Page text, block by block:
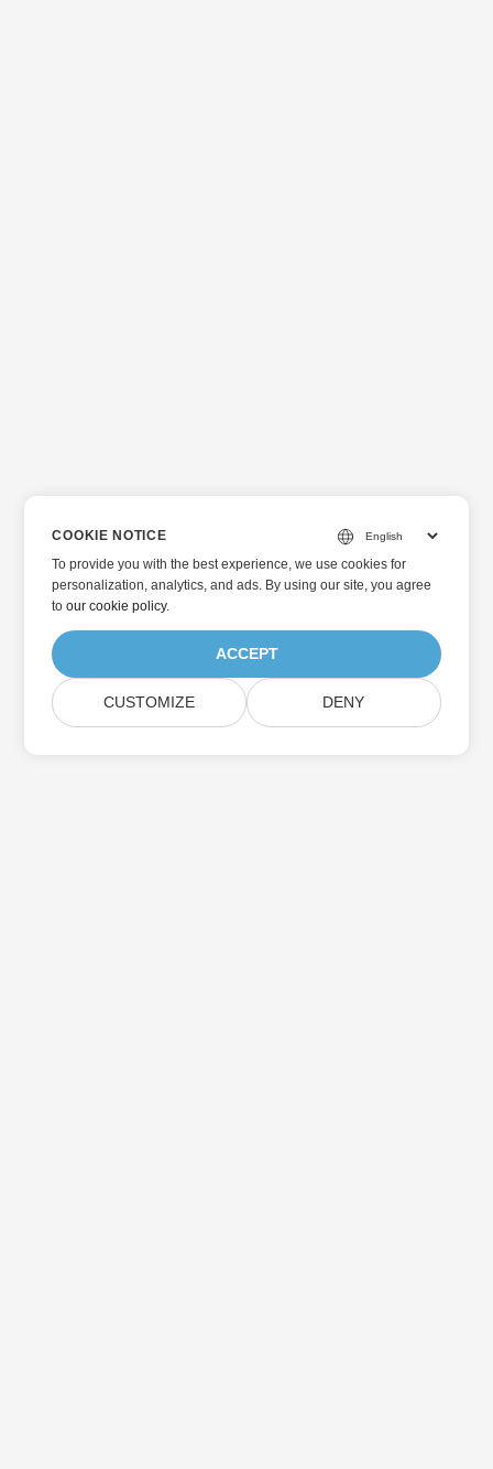
COOKIE NOTICE
To provide you with the best experience, we use cookies for
personalization, analytics, and ads. By using our site, you agree
toour cookie policy.
ACCEPT
CUSTOMIZE DENY